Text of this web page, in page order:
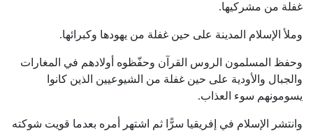
غفلة من مشركيها.
وملأ الإسلام المدينة على حين غفلة من يهودها وكبرائها.
وحفظ المسلمون الروس القرآن وحفّظوه أولادهم في المغارات
والجبال والأودية على حين غفلة من الشيوعيين الذين كانوا
يسومونهم سوء العذاب.
وانتشر الإسلام في إفريقيا سرًّا ثم اشتهر أمره بعدما قويت شوكته